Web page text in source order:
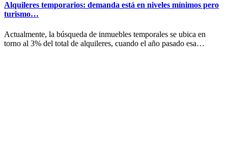
Alquileres temporarios: demanda está en niveles mínimos pero
turismo…
Actualmente, la búsqueda de inmuebles temporales se ubica en
torno al 3% del total de alquileres, cuando el año pasado esa…